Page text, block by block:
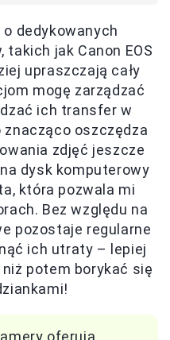
dedykowanych
jak Canon EOS
upraszczają cały
mogę zarządzać
ich transfer w
oszczędza
zdjęć jeszcze
dysk komputerowy
która pozwala mi
Bez względu na
pozostaje regularne
ich utraty – lepiej
potem borykać się
oferują